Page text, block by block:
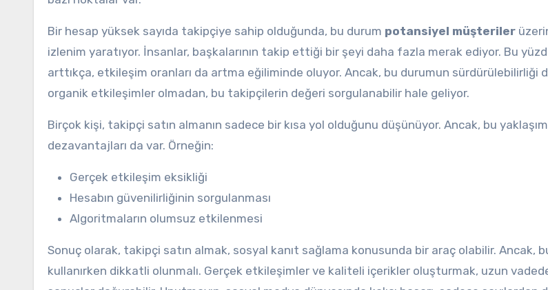
Bir hesap yüksek sayıda takipçiye sahip olduğunda, bu durum potansiyel müşteriler
izlenim yaratıyor. İnsanlar, başkalarının takip ettiği bir şeyi daha fazla merak ediyor. Bu
arttıkça, etkileşim oranları da artma eğiliminde oluyor. Ancak, bu durumun sürdürülebilirliği
organik etkileşimler olmadan, bu takipçilerin değeri sorgulanabilir hale geliyor.
Birçok kişi, takipçi satın almanın sadece bir kısa yol olduğunu düşünüyor. Ancak, bu
dezavantajları da var. Örneğin:
Gerçek etkileşim eksikliği
Hesabın güvenilirliğinin sorgulanması
Algoritmaların olumsuz etkilenmesi
Sonuç olarak, takipçi satın almak, sosyal kanıt sağlama konusunda bir araç olabilir. Ancak,
kullanırken dikkatli olunmalı. Gerçek etkileşimler ve kaliteli içerikler oluşturmak, uzun